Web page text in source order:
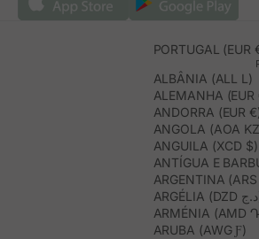
PORTUGAL (EUR
ALBÂNIA (ALL L)
ALEMANHA (EUR
ANDORRA (EUR
ANGOLA (AOA
ANGUILA (XCD $)
ANTÍGUA E
ARGENTINA
ARMÉNIA (AMD
ARUBA (AWG Ƒ)